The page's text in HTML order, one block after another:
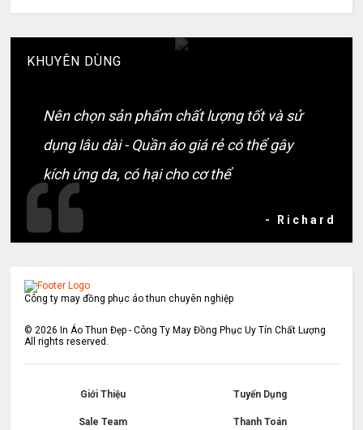
KHUYÊN DÙNG
Nên chọn sản phẩm chất lượng tốt và sử
dụng lâu dài - Quần áo giá rẻ có thể gây
kích ứng da, có hại cho cơ thể
- Richard
Công ty may đồng phục áo thun chuyên nghiệp
©2026 In Áo Thun Đẹp - Công Ty May Đồng Phục Uy Tín Chất Lượng
All rights reserved.
Giới Thiệu Tuyển Dụng
Sale Team Thanh Toán